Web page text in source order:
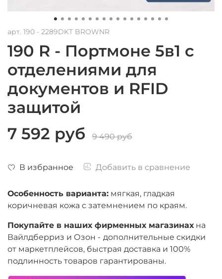
арт. 190 - 2289DKT BROWNR
190 R - Портмоне 5в1 с
отделениями для
документов и RFID
защитой
В избранное Добавить в сравнение
7 592 руб 9 490 руб
Особенность варианта: мягкая, гладкая
коричневая кожа с затемнением по краям.
Покупайте в наших фирменных магазинахна
Вайлдберриз и Озон - дополнительные скидки
от маркетплейсов, быстрая доставка и 100%
подлинность товаров гарантированы.